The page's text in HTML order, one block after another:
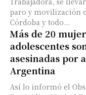
paro y movilización
Córdoba y todo...
Más de 20
adolescentes
asesinadas por
Argentina
Así lo informó el